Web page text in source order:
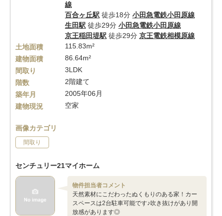
線
百合ヶ丘駅 徒歩18分 小田急電鉄小田原線
生田駅 徒歩29分 小田急電鉄小田原線
京王稲田堤駅 徒歩29分 京王電鉄相模原線
土地面積
115.83m²
建物面積
86.64m²
間取り
3LDK
階数
2階建て
築年月
2005年06月
建物現況
空家
画像カテゴリ
間取り
センチュリー21マイホーム
物件担当者コメント
天然素材にこだわったぬくもりのある家！カー
スペースは2台駐車可能です♪吹き抜けがあり開
放感があります◎